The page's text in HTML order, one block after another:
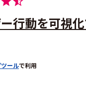
行動を可視
ールで利用